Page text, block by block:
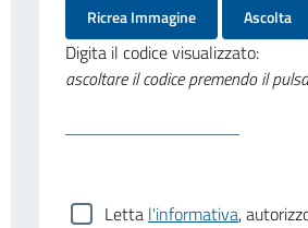
Ricrea Immagine Ascolta
Digita il codice visualizzato:
ascoltare il codice premendo il
Letta l'informativa,